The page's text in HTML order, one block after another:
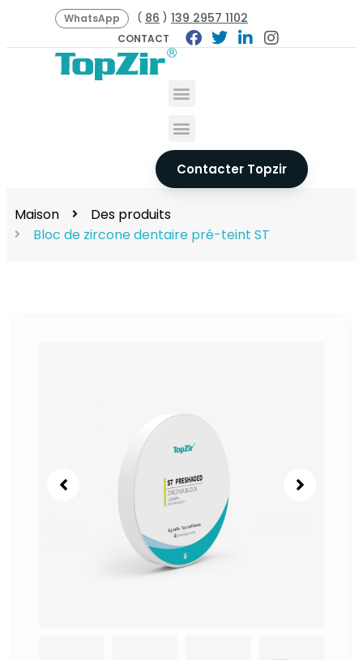
WhatsApp ( 86 ) 139 2957 1102
CONTACT
Contacter Topzir
Maison
Des produits
Bloc de zircone dentaire pré-teint ST